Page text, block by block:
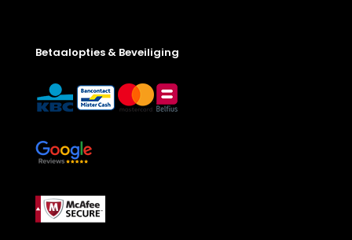
Betaalopties & Beveiliging